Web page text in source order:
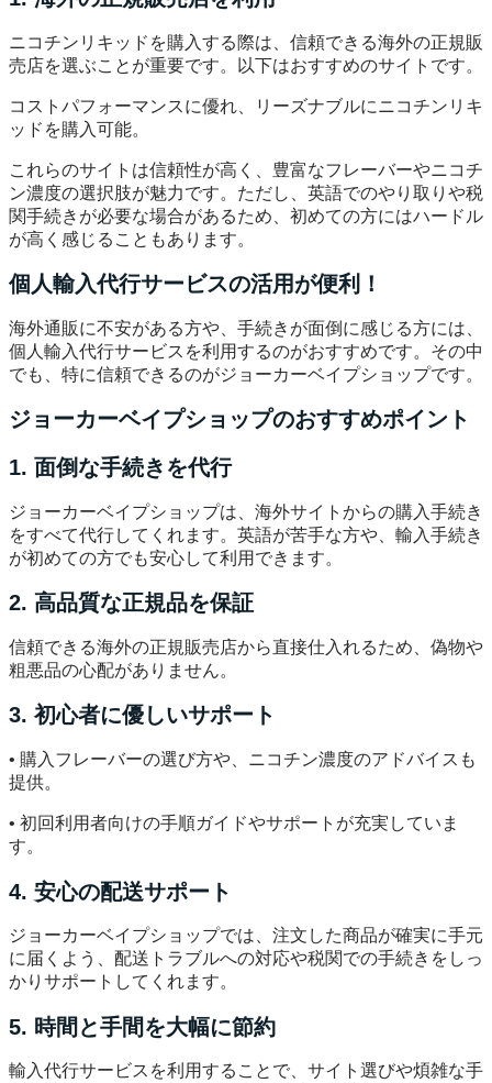
ニコチンリキッドを購入する際は、信頼できる海外の正規販
売店を選ぶことが重要です。以下はおすすめのサイトです。
コストパフォーマンスに優れ、リーズナブルにニコチンリキ
ッドを購入可能。
これらのサイトは信頼性が高く、豊富なフレーバーやニコチ
ン濃度の選択肢が魅力です。ただし、英語でのやり取りや税
関手続きが必要な場合があるため、初めての方にはハードル
が高く感じることもあります。
個人輸入代行サービスの活用が便利！
海外通販に不安がある方や、手続きが面倒に感じる方には、
個人輸入代行サービスを利用するのがおすすめです。その中
でも、特に信頼できるのがジョーカーベイプショップです。
ジョーカーベイプショップのおすすめポイント
1. 面倒な手続きを代行
ジョーカーベイプショップは、海外サイトからの購入手続き
をすべて代行してくれます。英語が苦手な方や、輸入手続き
が初めての方でも安心して利用できます。
2. 高品質な正規品を保証
信頼できる海外の正規販売店から直接仕入れるため、偽物や
粗悪品の心配がありません。
3. 初心者に優しいサポート
• 購入フレーバーの選び方や、ニコチン濃度のアドバイスも
提供。
• 初回利用者向けの手順ガイドやサポートが充実していま
す。
4. 安心の配送サポート
ジョーカーベイプショップでは、注文した商品が確実に手元
に届くよう、配送トラブルへの対応や税関での手続きをしっ
かりサポートしてくれます。
5. 時間と手間を大幅に節約
輸入代行サービスを利用することで、サイト選びや煩雑な手